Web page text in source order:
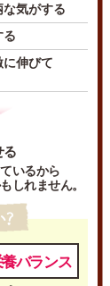
気がする
る
伸びて
る
ているから
しれません。
バランス